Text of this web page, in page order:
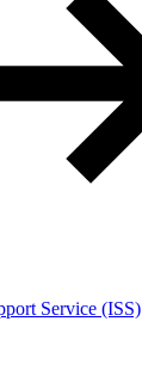
Service (ISS)